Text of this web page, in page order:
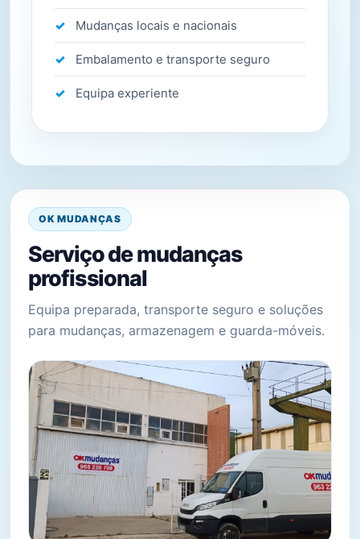
Mudanças locais e nacionais
Embalamento e transporte seguro
Equipa experiente
OK MUDANÇAS
Serviço de mudanças
profissional
Equipa preparada, transporte seguro e soluções
para mudanças, armazenagem e guarda-móveis.